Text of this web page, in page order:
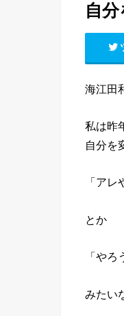
自
海江田
私は昨
自分を
「ア
とか
「や
みたい